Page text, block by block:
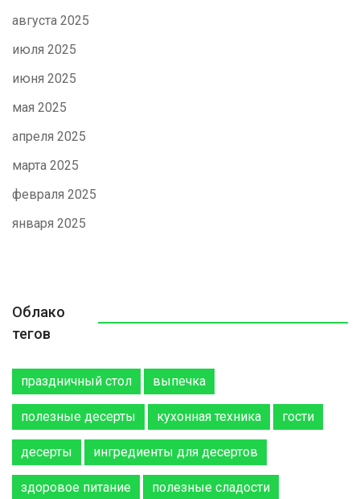
августа 2025
июля 2025
июня 2025
мая 2025
апреля 2025
марта 2025
февраля 2025
января 2025
Облако
тегов
праздничный стол выпечка
полезные десерты кухонная техника гости
десерты ингредиенты для десертов
здоровое питание полезные сладости